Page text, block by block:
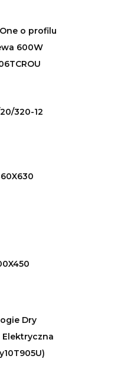
o profilu
600W
320-12
Dry
Elektryczna